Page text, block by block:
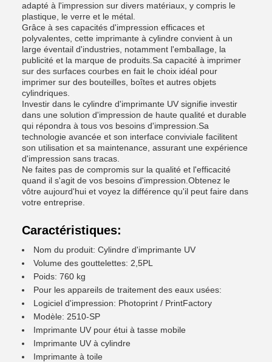
adapté à l'impression sur divers matériaux, y compris le
plastique, le verre et le métal.
Grâce à ses capacités d'impression efficaces et
polyvalentes, cette imprimante à cylindre convient à un
large éventail d'industries, notamment l'emballage, la
publicité et la marque de produits.Sa capacité à imprimer
sur des surfaces courbes en fait le choix idéal pour
imprimer sur des bouteilles, boîtes et autres objets
cylindriques.
Investir dans le cylindre d'imprimante UV signifie investir
dans une solution d'impression de haute qualité et durable
qui répondra à tous vos besoins d'impression.Sa
technologie avancée et son interface conviviale facilitent
son utilisation et sa maintenance, assurant une expérience
d'impression sans tracas.
Ne faites pas de compromis sur la qualité et l'efficacité
quand il s'agit de vos besoins d'impression.Obtenez le
vôtre aujourd'hui et voyez la différence qu'il peut faire dans
votre entreprise.
Caractéristiques:
Nom du produit: Cylindre d'imprimante UV
Volume des gouttelettes: 2,5PL
Poids: 760 kg
Pour les appareils de traitement des eaux usées:
Logiciel d'impression: Photoprint / PrintFactory
Modèle: 2510-SP
Imprimante UV pour étui à tasse mobile
Imprimante UV à cylindre
Imprimante à toile